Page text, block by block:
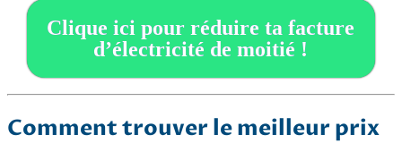
Clique ici pour réduire ta facture
d’électricité de moitié !
Comment trouver le meilleur prix